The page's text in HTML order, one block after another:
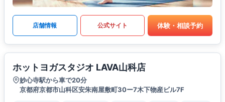
店舗情報 公式サイト 体験・相談予約
ホットヨガスタジオ LAVA山科店
妙心寺駅から車で20分
京都府京都市山科区安朱南屋敷町30ー7木下物産ビル7F